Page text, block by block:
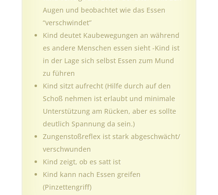
Augen und beobachtet wie das Essen
“verschwindet”
Kind deutet Kaubewegungen an während
es andere Menschen essen sieht -Kind ist
in der Lage sich selbst Essen zum Mund
zu führen
Kind sitzt aufrecht (Hilfe durch auf den
Schoß nehmen ist erlaubt und minimale
Unterstützung am Rücken, aber es sollte
deutlich Spannung da sein.)
Zungenstoßreflex ist stark abgeschwächt/
verschwunden
Kind zeigt, ob es satt ist
Kind kann nach Essen greifen
(Pinzettengriff)